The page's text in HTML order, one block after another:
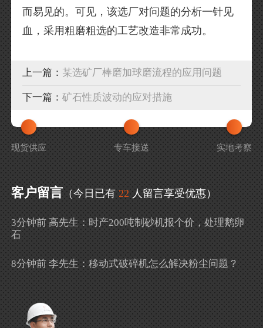
而易见的。可见，该选厂对问题的分析一针见
血，采用粗磨粗选的工艺改造非常成功。
上一篇： 某选矿厂棒磨加球磨流程的应用问题
下一篇：矿石性质波动的应对措施
现货供应 专车接送 实地考察
客户留言 （今日已有 22 人留言享受优惠）
3分钟前 高先生：时产200吨制砂机报个价，处理鹅卵
石
8分钟前 李先生：移动式破碎机怎么解决粉尘问题？
吗？